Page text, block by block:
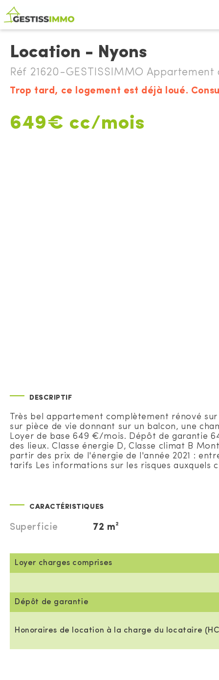
Location - Nyons
Réf 21620-GESTISSIMMO Appartement
Trop tard, ce logement est déjà loué.
649€ cc/mois
DESCRIPTIF
Très bel appartement complètement rénové
sur pièce de vie donnant sur un balcon, une
Loyer de base 649 €/mois. Dépôt de garantie
des lieux. Classe énergie D, Classe climat B
partir des prix de l'énergie de l'année 2021 :
tarifs Les informations sur les risques auxquels
CARACTÉRISTIQUES
Superficie 72 m²
Loyer charges comprises
Dépôt de garantie
Honoraires de location à la charge du locataire